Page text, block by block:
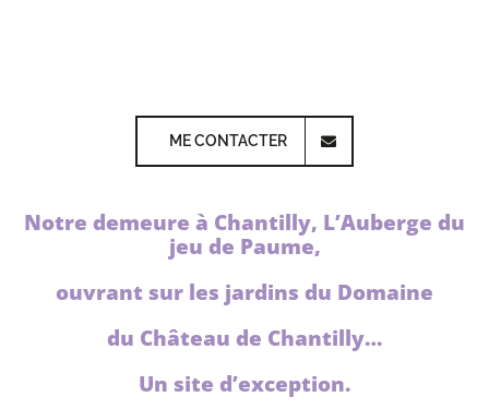
ME CONTACTER
Notre demeure à Chantilly, L’Auberge du
jeu de Paume,
ouvrant sur les jardins du Domaine
du Château de Chantilly…
Un site d’exception.